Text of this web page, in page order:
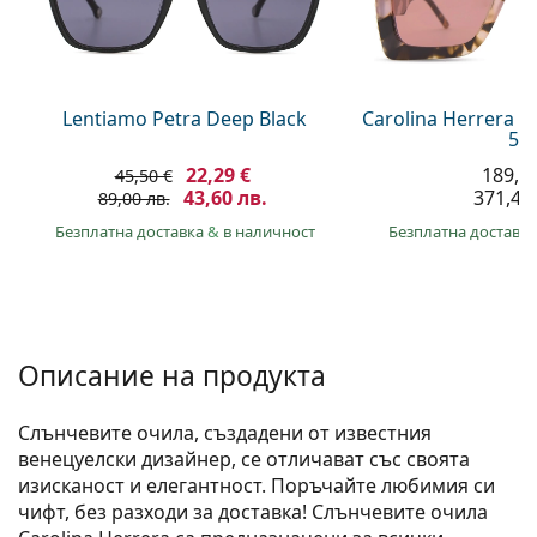
Persol
Всички марки
Lentiamo Petra Deep Black
45,50 € 22,29 €
89,00 лв. 43,60 лв.
Безплатна доставка& в наличност
Carolina Herrera
55
Безплатна
Описание на продукта
Слънчевите очила, създадени от известния
венецуелски дизайнер, се отличават със своята
изисканост и елегантност. Поръчайте любимия си
чифт, без разходи за доставка! Слънчевите очила